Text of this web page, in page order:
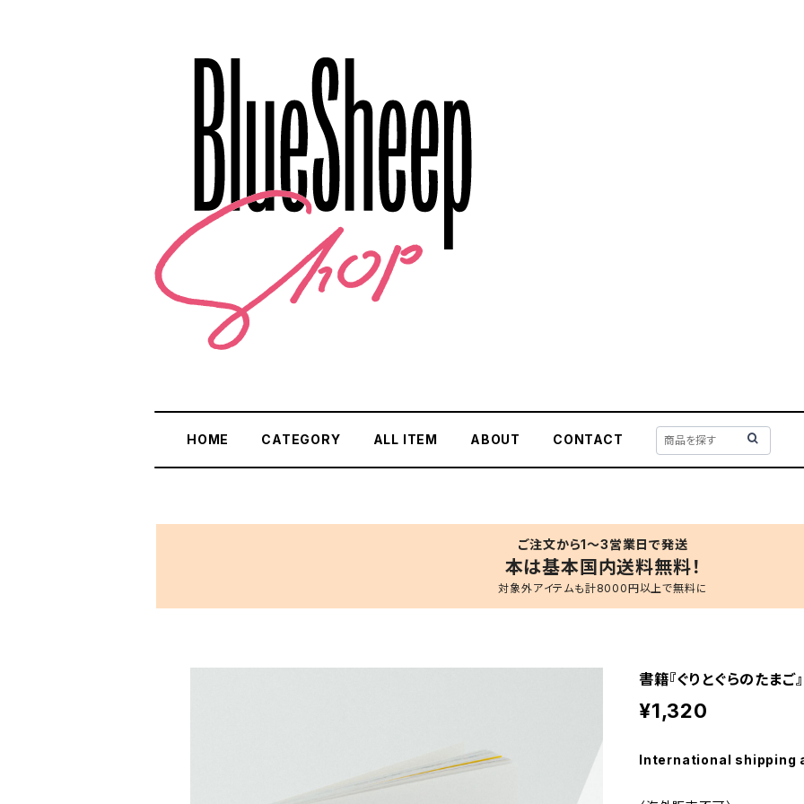
HOME CATEGORY ALL ITEM ABOUT CONTACT
ご注文から1〜3営業日で発送
本は基本国内送料無料！
対象外アイテムも計8000円以上で無料に
書籍『ぐりとぐらのたまご』
¥1,320
International shipping